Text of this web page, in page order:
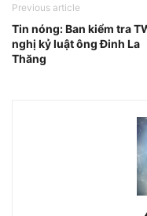
Previous article
Tin nóng: Ban kiểm tra
nghị kỷ luật ông Đinh La
Thăng